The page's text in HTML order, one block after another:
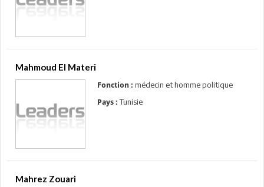
Mahmoud El Materi
Fonction : médecin et homme politique
Pays : Tunisie
Mahrez Zouari